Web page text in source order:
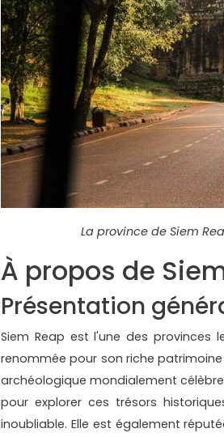
La province de Siem
À propos de
Présentation
Siem Reap est l'une des provinces
renommée pour son riche
archéologique mondialement
pour explorer ces trésors
inoubliable. Elle est également